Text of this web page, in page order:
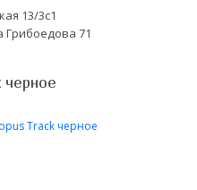
13/3с1
Грибоедова 71
Track черное